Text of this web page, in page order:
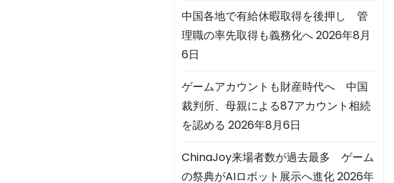
中国各地で有給休暇取得を後押し 管
理職の率先取得も義務化へ2026年8月
6日
ゲームアカウントも財産時代へ 中国
裁判所、母親による87アカウント相続
を認める 2026年8月6日
ChinaJoy来場者数が過去最多 ゲーム
の祭典がAIロボット展示へ進化2026年